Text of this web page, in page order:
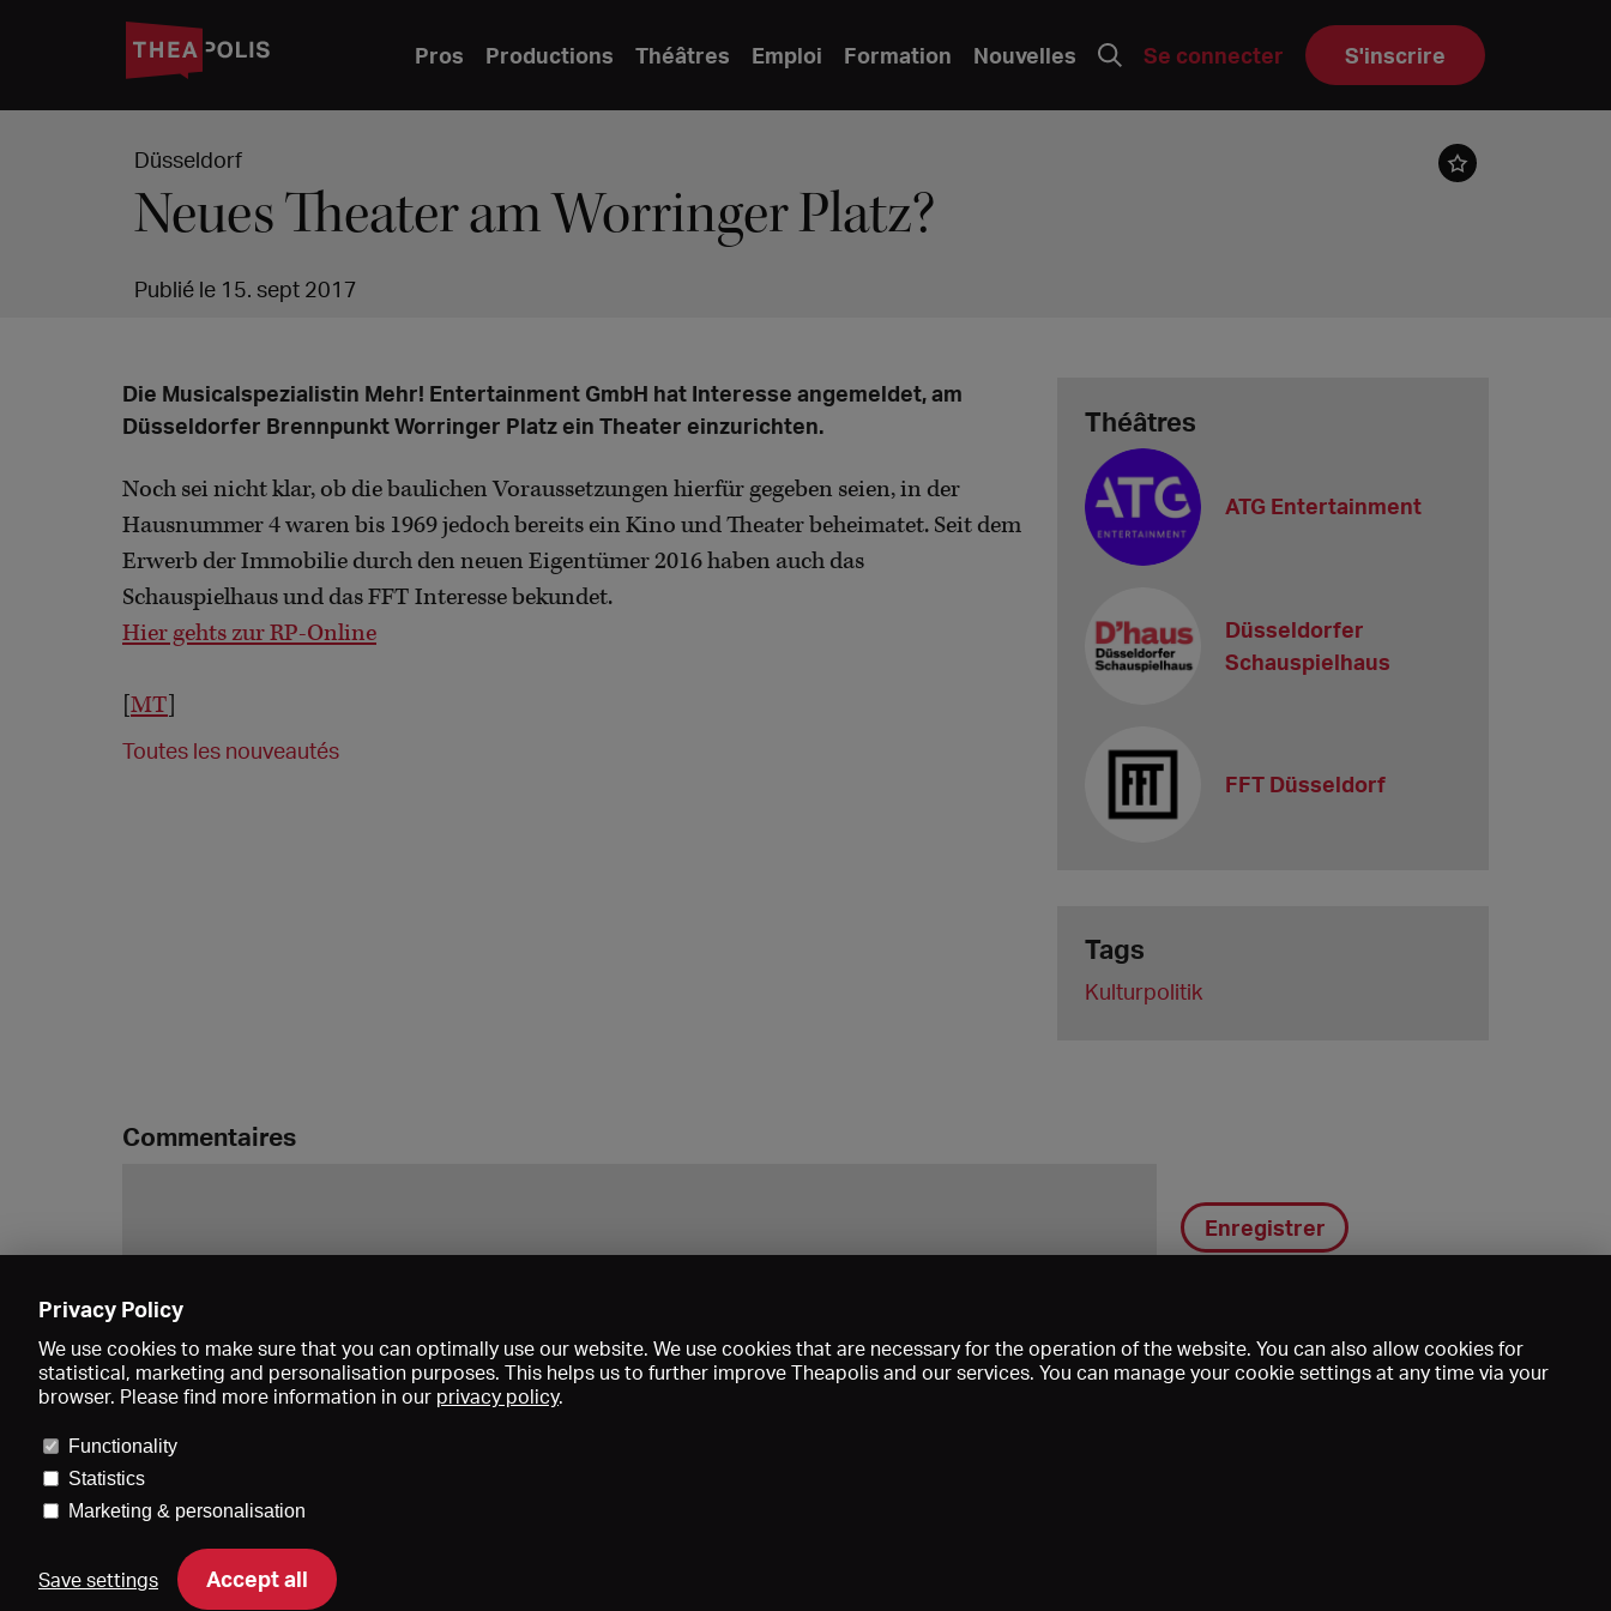
Pros Productions Théâtres Emploi Formation Nouvelles Se connecter S'inscrire
Düsseldorf
Neues Theater am Worringer Platz?
Publié le 15. sept 2017
Die Musicalspezialistin Mehr! Entertainment GmbH hat Interesse angemeldet, am
Düsseldorfer Brennpunkt Worringer Platz ein Theater einzurichten.
Noch sei nicht klar, ob die baulichen Voraussetzungen hierfür gegeben seien, in der
Hausnummer 4 waren bis 1969 jedoch bereits ein Kino und Theater beheimatet. Seit dem
Erwerb der Immobilie durch den neuen Eigentümer 2016 haben auch das
Schauspielhaus und das FFT Interesse bekundet.
Hier gehts zur RP-Online
MT
Toutes les nouveautés
Théâtres
ATG Entertainment
Düsseldorfer
Schauspielhaus
FFT Düsseldorf
Tags
Kulturpolitik
Commentaires
Enregistrer
Privacy Policy
We use cookies to make sure that you can optimally use our website. We use cookies that are necessary for the operation of the website. You can also allow cookies for
statistical, marketing and personalisation purposes. This helps us to further improve Theapolis and our services. You can manage your cookie settings at any time via your
browser. Please find more information in our privacy policy.
Functionality
Statistics
Marketing & personalisation
Save settings Accept all